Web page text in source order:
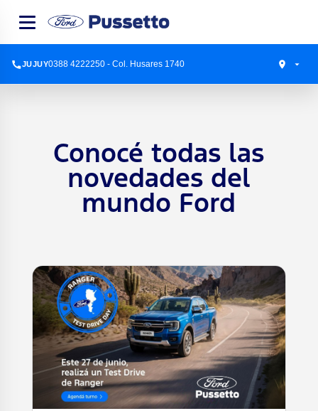
JUJUY0388 4222250 - Col. Husares 1740
Conocé todas las
novedades del
mundo Ford